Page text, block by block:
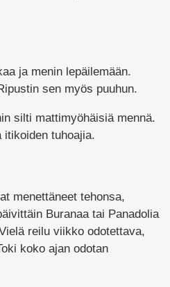
ja menin lepäilemään.
sen myös puuhun.
silti mattimyöhäisiä mennä.
tuhoajia.
menettäneet tehonsa,
Buranaa tai Panadolia
reilu viikko odotettava,
koko ajan odotan